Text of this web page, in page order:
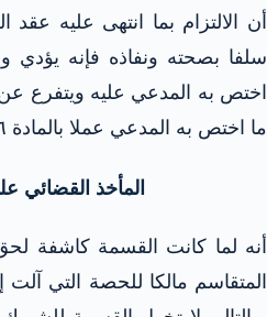
أن الالتزام بما انتهى عليه
سلفا بصحته ونفاذه فإنه يؤدي
اختص به المدعي عليه ويتفرع عن
ما اختص به المدعي عملا بالمادة ٢٠٦ مدني
المأخذ القضائي
أنه لما كانت القسمة كاشفة
المتقاسم مالكا للحصة التي